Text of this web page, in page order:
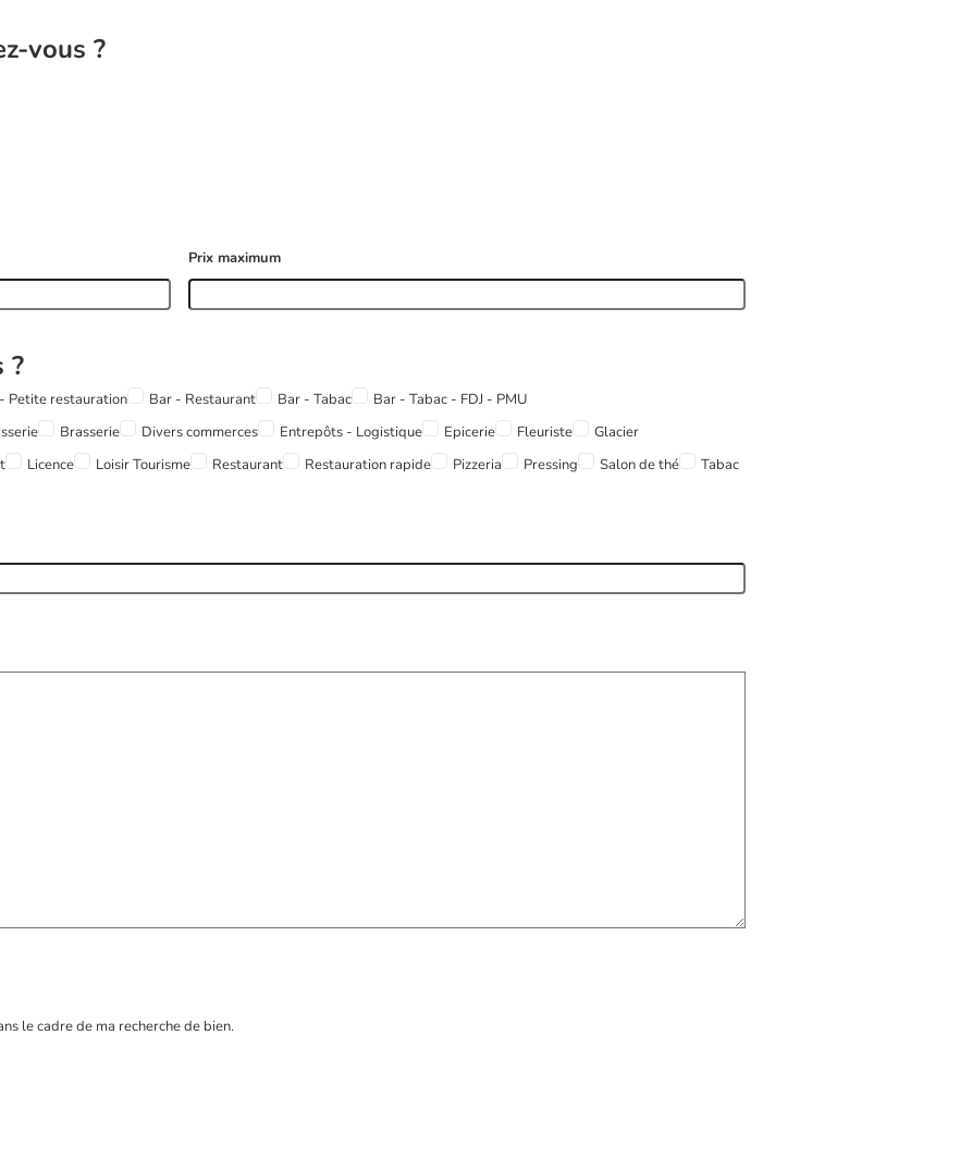
vous ?
Prix maximum
?
Petite restauration Bar - Restaurant Bar - Tabac
Bar - Tabac - FDJ - PMU
Brasserie Divers commerces Entrepôts - Logistique Epicerie Fleuriste
Glacier
Licence Loisir Tourisme Restaurant Restauration rapide Pizzeria Pressing Salon de thé Tabac
le cadre de ma recherche de bien.